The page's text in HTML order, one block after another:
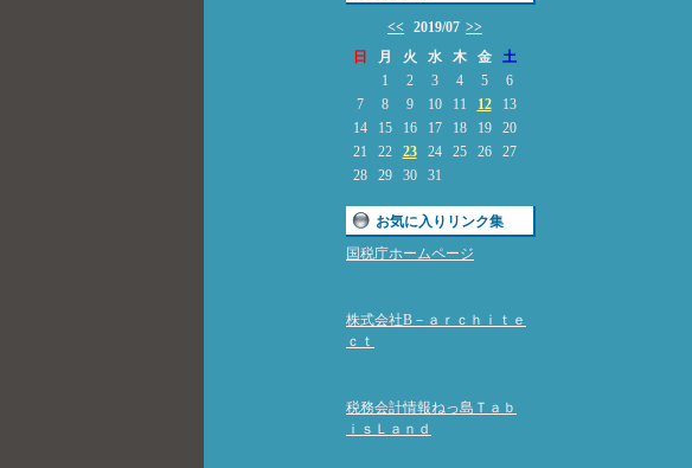
<< 2019/07 >>
日
月 火 水 木 金
土
1
2 3 4 5
6
7
8 9 10 11 12
13
14
15 16 17 18 19
20
21
22 23 24 25 26
27
28
29 30 31
お気に入りリンク集
国税庁ホームページ
株式会社B－ａｒｃｈｉｔｅ
ｃｔ
税務会計情報ねっ島Ｔａｂ
ｉｓＬａｎｄ